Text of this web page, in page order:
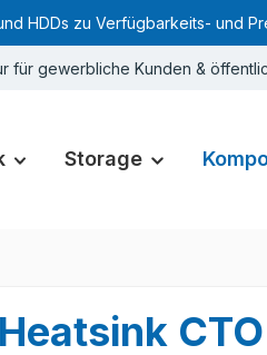
HDDs zu Verfügbarkeits- und
für gewerbliche Kunden &
Storage